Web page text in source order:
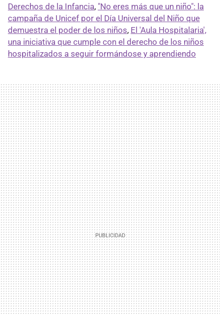
Derechos de la Infancia, "No eres más que un niño": la
campaña de Unicef por el Día Universal del Niño que
demuestra el poder de los niños, El 'Aula Hospitalaria',
una iniciativa que cumple con el derecho de los niños
hospitalizados a seguir formándose y aprendiendo